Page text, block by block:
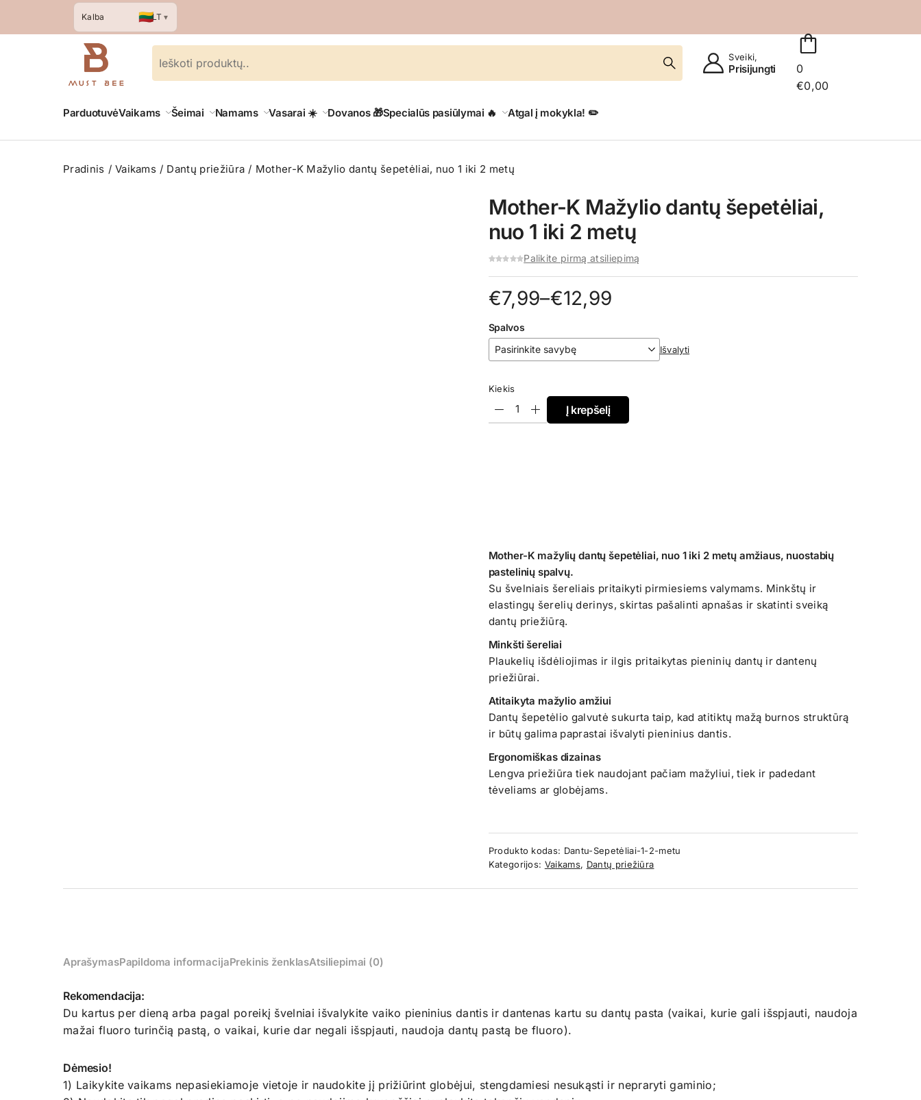
Kalba 🇱🇹LT ▼
Sveiki,
Prisijungti
0
€0,00
ParduotuvėVaikams Šeimai Namams Vasarai ☀️ Dovanos 🎁Specialūs pasiūlymai 🔥 Atgal į mokykla! ✏️
Pradinis Vaikams Dantų priežiūra Mother-K Mažylio dantų šepetėliai, nuo 1 iki 2 metų
Mother-K Mažylio dantų šepetėliai,
nuo 1 iki 2 metų
Palikite pirmą atsiliepimą
€7,99–€12,99
Price
range:
€7,99
through
€12,99
Spalvos
Išvalyti
Kiekis
Į krepšelį
Mother-K mažylių dantų šepetėliai, nuo 1 iki 2 metų amžiaus, nuostabių
pastelinių spalvų.
Su švelniais šereliais pritaikyti pirmiesiems valymams. Minkštų ir
elastingų šerelių derinys, skirtas pašalinti apnašas ir skatinti sveiką
dantų priežiūrą.
Minkšti šereliai
Plaukelių išdėliojimas ir ilgis pritaikytas pieninių dantų ir dantenų
priežiūrai.
Atitaikyta mažylio amžiui
Dantų šepetėlio galvutė sukurta taip, kad atitiktų mažą burnos struktūrą
ir būtų galima paprastai išvalyti pieninius dantis.
Ergonomiškas dizainas
Lengva priežiūra tiek naudojant pačiam mažyliui, tiek ir padedant
tėveliams ar globėjams.
Produkto kodas: Dantu-Sepetėliai-1-2-metu
Kategorijos: Vaikams, Dantų priežiūra
AprašymasPapildoma informacijaPrekinis ženklasAtsiliepimai (0)
Rekomendacija:
Du kartus per dieną arba pagal poreikį švelniai išvalykite vaiko pieninius dantis ir dantenas kartu su dantų pasta (vaikai, kurie gali išspjauti, naudoja
mažai fluoro turinčią pastą, o vaikai, kurie dar negali išspjauti, naudoja dantų pastą be fluoro).
Dėmesio!
1) Laikykite vaikams nepasiekiamoje vietoje ir naudokite jį prižiūrint globėjui, stengdamiesi nesukąsti ir nepraryti gaminio;